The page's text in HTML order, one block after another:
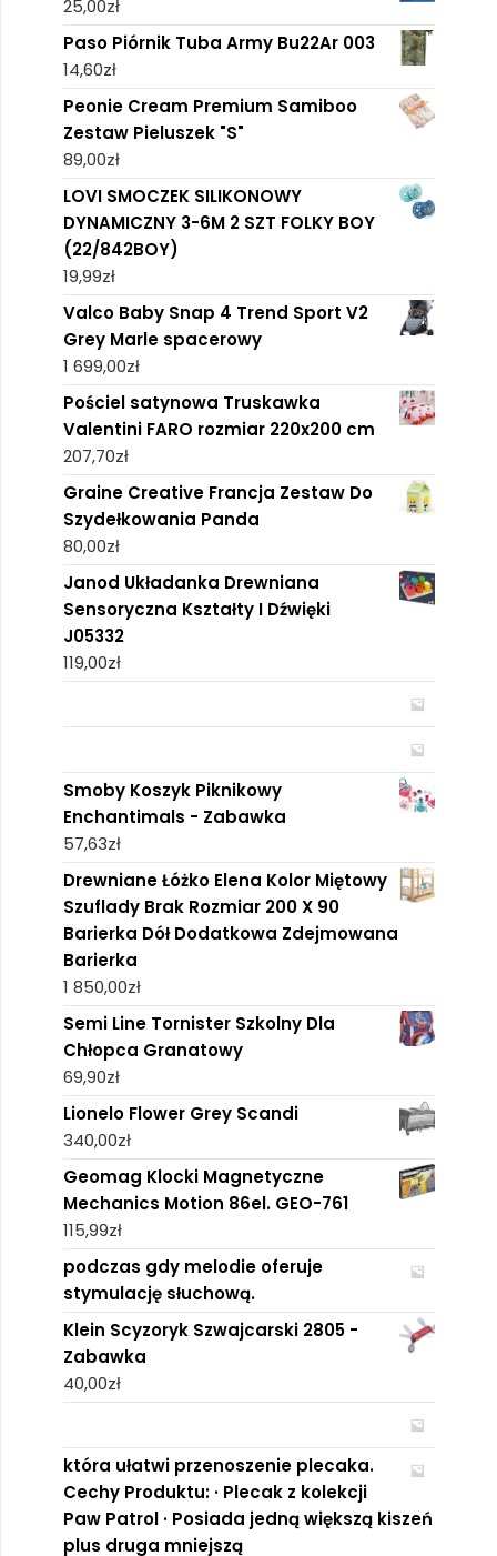
25,00zł
Paso Piórnik Tuba Army Bu22Ar 003
14,60zł
Peonie Cream Premium Samiboo
Zestaw Pieluszek "S"
89,00zł
LOVI SMOCZEK SILIKONOWY
DYNAMICZNY 3-6M 2 SZT FOLKY BOY
(22/842BOY)
19,99zł
Valco Baby Snap 4 Trend Sport V2
Grey Marle spacerowy
1 699,00zł
Pościel satynowa Truskawka
Valentini FARO rozmiar 220x200 cm
207,70zł
Graine Creative Francja Zestaw Do
Szydełkowania Panda
80,00zł
Janod Układanka Drewniana
Sensoryczna Kształty I Dźwięki
J05332
119,00zł
Smoby Koszyk Piknikowy
Enchantimals - Zabawka
57,63zł
Drewniane Łóżko Elena Kolor Miętowy
Szuflady Brak Rozmiar 200 X 90
Barierka Dół Dodatkowa Zdejmowana
Barierka
1 850,00zł
Semi Line Tornister Szkolny Dla
Chłopca Granatowy
69,90zł
Lionelo Flower Grey Scandi
340,00zł
Geomag Klocki Magnetyczne
Mechanics Motion 86el. GEO-761
115,99zł
podczas gdy melodie oferuje
stymulację słuchową.
Klein Scyzoryk Szwajcarski 2805 -
Zabawka
40,00zł
która ułatwi przenoszenie plecaka.
Cechy Produktu: · Plecak z kolekcji
Paw Patrol · Posiada jedną większą kiszeń
plus druga mniejszą